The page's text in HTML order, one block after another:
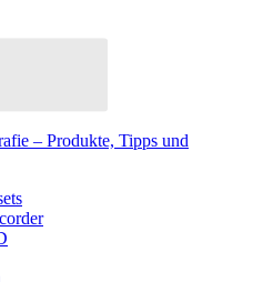
– Produkte, Tipps und